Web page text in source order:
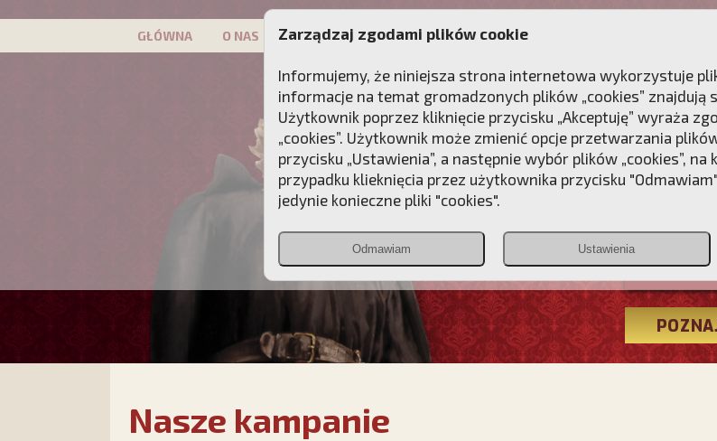
GŁÓWNA O NAS PATRON KAMPANIE DLA DUSZY
Nasze kampanie
Zarządzaj zgodami plików cookie
Informujemy, że niniejsza strona internetowa wykorzystuje
informacje na temat gromadzonych plików „cookies” znajdują
Użytkownik poprzez kliknięcie przycisku „Akceptuję” wyraża
„cookies”. Użytkownik może zmienić opcje przetwarzania
przycisku „Ustawienia”, a następnie wybór plików „cookies”,
przypadku klieknięcia przez użytkownika przycisku
jedynie konieczne pliki "cookies".
Odmawiam Ustawienia